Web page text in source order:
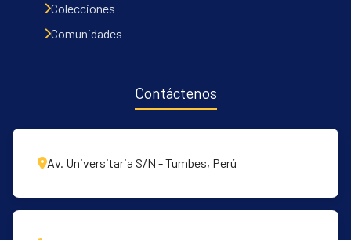
Colecciones
Comunidades
Contáctenos
Av. Universitaria S/N - Tumbes, Perú